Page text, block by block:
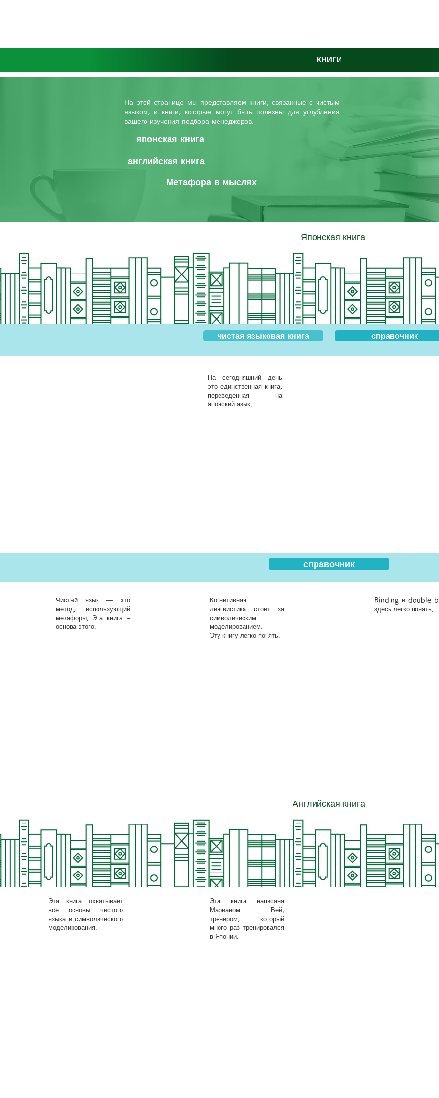
КНИГИ
На этой странице мы представляем книги, связанные с чистым
языком, и книги, которые могут быть полезны для углубления
вашего изучения подбора менеджеров.
японская книга
английская книга
Метафора в мыслях
​Японская книга
чистая языковая книга справочник
На сегодняшний день
это единственная книга,
переведенная на
японский язык.
справочник
Чистый язык — это
метод, использующий
метафоры. Эта книга –
основа этого.
Когнитивная
лингвистика стоит за
символическим
моделированием.
​Эту книгу легко понять.
Binding и double
здесь легко понять.
​Английская книга
Эта книга охватывает
все основы чистого
языка и символического
моделирования.
Эта книга написана
Марианом Вей,
тренером, который
много раз тренировался
в Японии.